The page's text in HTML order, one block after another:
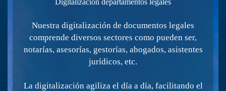
Nuestra digitalización de documentos legales
comprende diversos sectores como pueden ser,
notarías, asesorías, gestorías, abogados, asistentes
jurídicos, etc.
La digitalización agiliza el día a día, facilitando el